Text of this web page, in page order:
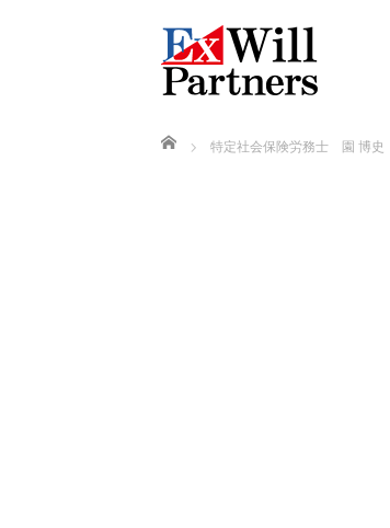
ホーム 特定社会保険労務士 園 博史